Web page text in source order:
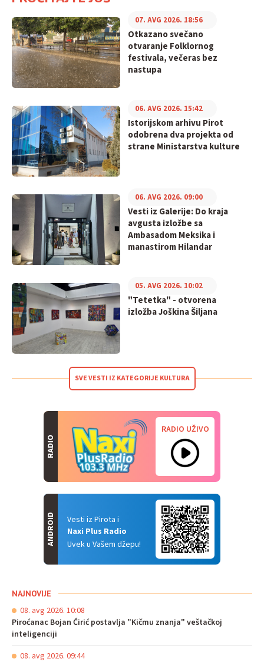
Otkazano svečano
otvaranje Folklornog
festivala, večeras bez
nastupa
07. AVG 2026. 18:56
Istorijskom arhivu Pirot
odobrena dva projekta od
strane Ministarstva kulture
06. AVG 2026. 15:42
Vesti iz Galerije: Do kraja
avgusta izložbe sa
Ambasadom Meksika i
manastirom Hilandar
06. AVG 2026. 09:00
"Tetetka" - otvorena
izložba Joškina Šiljana
05. AVG 2026. 10:02
SVE VESTI IZ KATEGORIJE KULTURA
RADIO
RADIO UŽIVO
Vesti iz Pirota i
Naxi Plus Radio
Uvek u Vašem džepu!
ANDROID
NAJNOVIJE
08. avg 2026. 10:08
Piroćanac Bojan Ćirić postavlja "Kičmu znanja" veštačkoj
inteligenciji
08. avg 2026. 09:44